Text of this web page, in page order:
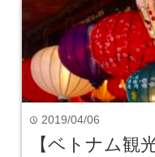
time 2019/04/06
【ベトナム観